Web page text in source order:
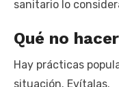
sanitario lo
Qué no
Hay prácticas
situación. Evítalas.